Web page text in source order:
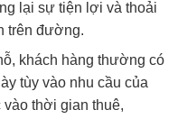
lại sự tiện lợi và thoải
trên đường.
khách hàng thường có
tùy vào nhu cầu của
vào thời gian thuê,